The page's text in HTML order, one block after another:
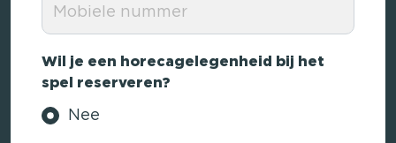
Wil je een horecagelegenheid bij het
spel reserveren?
Nee